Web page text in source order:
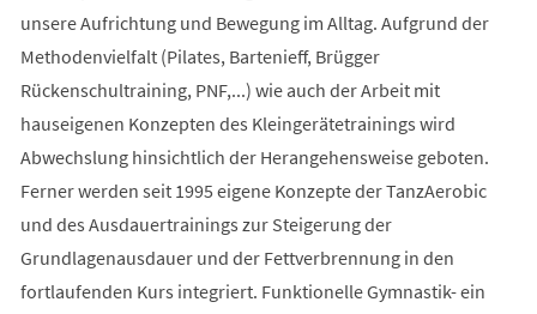
unsere Aufrichtung und Bewegung im Alltag. Aufgrund der
Methodenvielfalt (Pilates, Bartenieff, Brügger
Rückenschultraining, PNF,...) wie auch der Arbeit mit
hauseigenen Konzepten des Kleingerätetrainings wird
Abwechslung hinsichtlich der Herangehensweise geboten.
Ferner werden seit 1995 eigene Konzepte der TanzAerobic
und des Ausdauertrainings zur Steigerung der
Grundlagenausdauer und der Fettverbrennung in den
fortlaufenden Kurs integriert. Funktionelle Gymnastik- ein